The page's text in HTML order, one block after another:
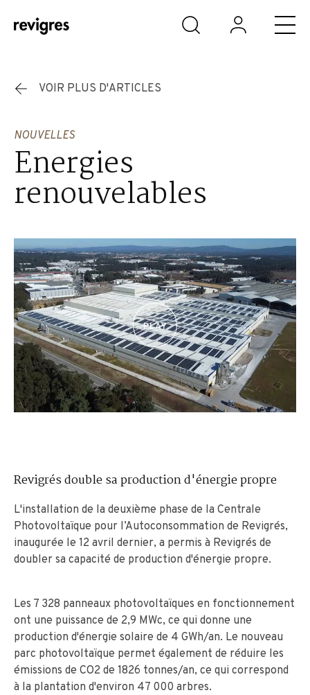
Aller au contenu principal
VOIR PLUS D'ARTICLES
NOUVELLES
Energies
renouvelables
Revigrés double sa production d'énergie propre
L'installation de la deuxième phase de la Centrale
Photovoltaïque pour l’Autoconsommation de Revigrés,
inaugurée le 12 avril dernier, a permis à Revigrés de
doubler sa capacité de production d'énergie propre.
Les 7 328 panneaux photovoltaïques en fonctionnement
ont une puissance de 2,9 MWc, ce qui donne une
production d'énergie solaire de 4 GWh/an. Le nouveau
parc photovoltaïque permet également de réduire les
émissions de CO2 de 1826 tonnes/an, ce qui correspond
à la plantation d'environ 47 000 arbres.